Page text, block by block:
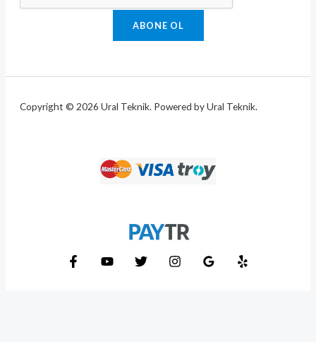
ABONE OL
Copyright © 2026 Ural Teknik. Powered by Ural Teknik.